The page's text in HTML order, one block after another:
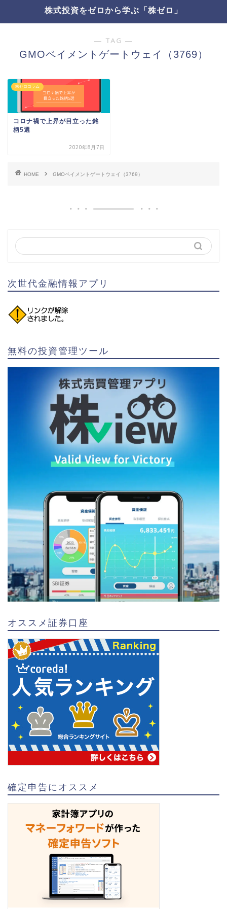
株式投資をゼロから学ぶ「株ゼロ」
― TAG ―
GMOペイメントゲートウェイ（3769）
株ゼロコラム
コロナ禍で上昇が目立った銘
柄5選
2020年8月7日
HOME GMOペイメントゲートウェイ（3769）
次世代金融情報アプリ
無料の投資管理ツール
オススメ証券口座
確定申告にオススメ